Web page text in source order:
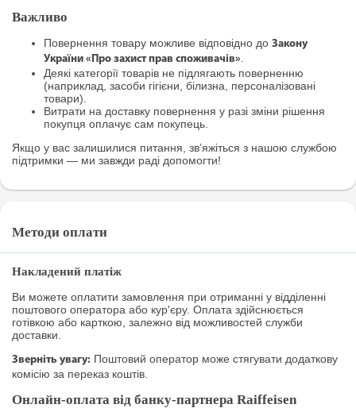
Важливо
Повернення товару можливе відповідно до Закону
України «Про захист прав споживачів».
Деякі категорії товарів не підлягають поверненню
(наприклад, засоби гігієни, білизна, персоналізовані
товари).
Витрати на доставку повернення у разі зміни рішення
покупця оплачує сам покупець.
Якщо у вас залишилися питання, зв’яжіться з нашою службою
підтримки — ми завжди раді допомогти!
Методи оплати
Накладений платіж
Ви можете оплатити замовлення при отриманні у відділенні
поштового оператора або кур'єру. Оплата здійснюється
готівкою або карткою, залежно від можливостей служби
доставки.
Зверніть увагу: Поштовий оператор може стягувати додаткову
комісію за переказ коштів.
Онлайн-оплата від банку-партнера Raiffeisen